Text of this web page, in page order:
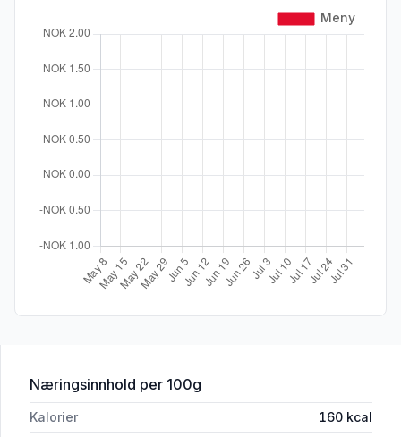
Næringsinnhold for 'Storfe Sashi Côte De Beouf
per 100g
Kalorier 160 kcal